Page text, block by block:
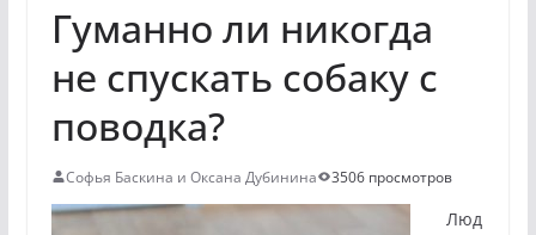
Гуманно ли никогда
не спускать собаку с
поводка?
Софья Баскина и Оксана Дубинина 3506 просмотров
Люд